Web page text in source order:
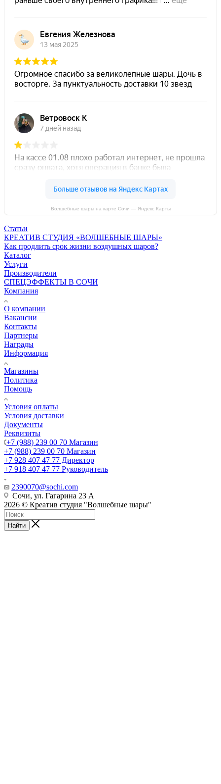
Волшебные шары на карте Сочи — Яндекс Карты
Статьи
КРЕАТИВ СТУДИЯ «ВОЛШЕБНЫЕ ШАРЫ»
Как продлить срок жизни воздушных шаров?
Каталог
Услуги
Производители
СПЕЦЭФФЕКТЫ В СОЧИ
Компания
О компании
Вакансии
Контакты
Партнеры
Награды
Информация
Магазины
Политика
Помощь
Условия оплаты
Условия доставки
Документы
Реквизиты
+7 (988) 239 00 70 Магазин
+7 (988) 239 00 70 Магазин
+7 928 407 47 77 Директор
+7 918 407 47 77 Руководитель
2390070@sochi.com
Сочи, ул. Гагарина 23 А
2026 © Креатив студия "Волшебные шары"
Найти